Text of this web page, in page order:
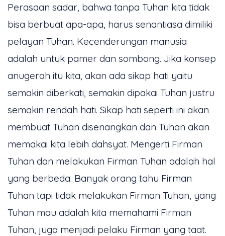
Perasaan sadar, bahwa tanpa Tuhan kita tidak
bisa berbuat apa-apa, harus senantiasa dimiliki
pelayan Tuhan. Kecenderungan manusia
adalah untuk pamer dan sombong. Jika konsep
anugerah itu kita, akan ada sikap hati yaitu
semakin diberkati, semakin dipakai Tuhan justru
semakin rendah hati. Sikap hati seperti ini akan
membuat Tuhan disenangkan dan Tuhan akan
memakai kita lebih dahsyat. Mengerti Firman
Tuhan dan melakukan Firman Tuhan adalah hal
yang berbeda. Banyak orang tahu Firman
Tuhan tapi tidak melakukan Firman Tuhan, yang
Tuhan mau adalah kita memahami Firman
Tuhan, juga menjadi pelaku Firman yang taat.